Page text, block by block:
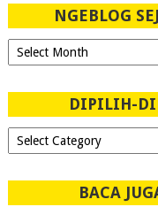
NGEBLOG
Ngeblog
Sejak
DIPILIH-
Dipilih-
dipilih..
BACA